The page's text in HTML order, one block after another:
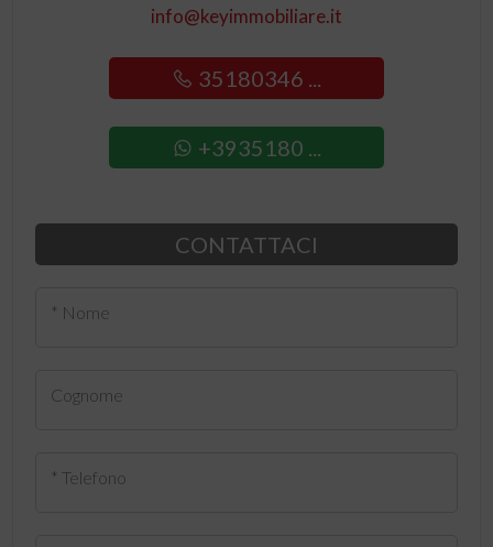
info@keyimmobiliare.it
35180346 ...
+3935180 ...
CONTATTACI
* Nome
Cognome
* Telefono